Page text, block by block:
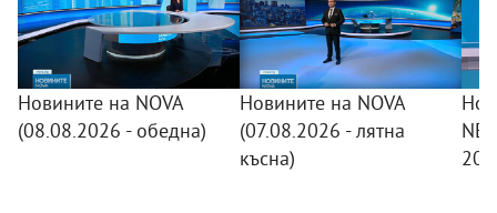
Новините на NOVA
(08.08.2026 - обедна)
Новините на NOVA
(07.08.2026 - лятна
късна)